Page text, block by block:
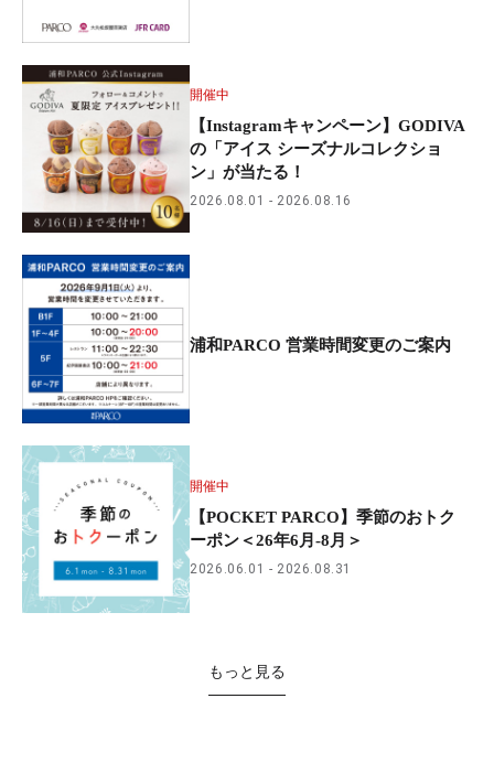
開催中
【Instagramキャンペーン】GODIVA
の「アイス シーズナルコレクショ
ン」が当たる！
2026.08.01 2026.08.16
浦和PARCO 営業時間変更のご案内
開催中
【POCKET PARCO】季節のおトク
ーポン＜26年6月-8月＞
2026.06.01 2026.08.31
もっと見る